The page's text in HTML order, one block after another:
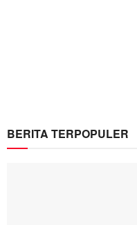
BERITA TERPOPULER